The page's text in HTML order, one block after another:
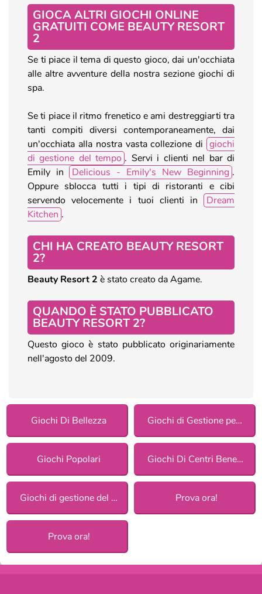
GIOCA ALTRI GIOCHI ONLINE
GRATUITI COME BEAUTY RESORT
2
Se ti piace il tema di questo gioco, dai un'occhiata
alle altre avventure della nostra sezione giochi di
spa.
Se ti piace il ritmo frenetico e ami destreggiarti tra
tanti compiti diversi contemporaneamente, dai
un'occhiata alla nostra vasta collezione di giochi
di gestione del tempo . Servi i clienti nel bar di
Emily in
Delicious - Emily's New Beginning .
Oppure sblocca tutti i tipi di ristoranti e cibi
servendo velocemente i tuoi clienti in
Dream
Kitchen .
CHI HA CREATO BEAUTY RESORT
2?
Beauty Resort 2 è stato creato da Agame.
QUANDO È STATO PUBBLICATO
BEAUTY RESORT 2?
Questo gioco è stato pubblicato originariamente
nell'agosto del 2009.
Giochi Di Bellezza Giochi di Gestione per ragazze
Giochi Popolari Giochi Di Centri Benessere
Giochi di gestione del tempo Prova ora!
Prova ora!